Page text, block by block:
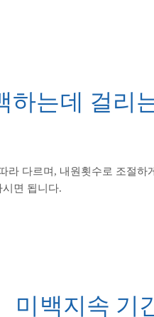
하는데 걸리
라 다르며, 내원횟수로 조절하
면 됩니다.
미백지속 기